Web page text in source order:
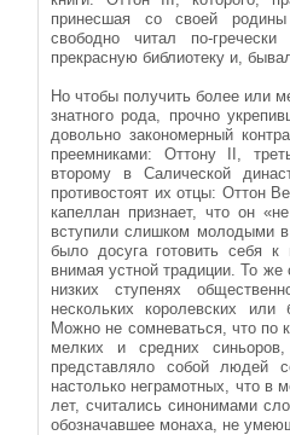
принесшая со своей родины
свободно читал по-
прекрасную библиотеку и,
Но чтобы получить более или
знатного рода, прочно
довольно закономерный
преемниками: Оттону II,
второму в Салической
противостоят их отцы: Оттон
капеллан признает, что он
вступили слишком молодыми
было досуга готовить себя
внимая устной традиции. То
низких ступенях
нескольких королевских
Можно не сомневаться, что по
мелких и средних
представляло собой людей
настолько неграмотных, что в
лет, считались синонимами
обозначавшее монаха, не